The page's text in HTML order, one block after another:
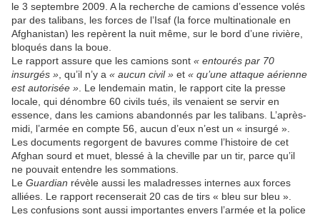
le 3 septembre 2009. A la recherche de camions d’essence volés
par des talibans, les forces de l’Isaf (la force multinationale en
Afghanistan) les repèrent la nuit même, sur le bord d’une rivière,
bloqués dans la boue.
Le rapport assure que les camions sont « entourés par 70
insurgés » , qu’il n’y a « aucun civil » et « qu’une attaque aérienne
est autorisée » . Le lendemain matin, le rapport cite la presse
locale, qui dénombre 60 civils tués, ils venaient se servir en
essence, dans les camions abandonnés par les talibans. L’après-
midi, l’armée en compte 56, aucun d’eux n’est un « insurgé ».
Les documents regorgent de bavures comme l’histoire de cet
Afghan sourd et muet, blessé à la cheville par un tir, parce qu’il
ne pouvait entendre les sommations.
Le Guardian révèle aussi les maladresses internes aux forces
alliées. Le rapport recenserait 20 cas de tirs « bleu sur bleu ».
Les confusions sont aussi importantes envers l’armée et la police